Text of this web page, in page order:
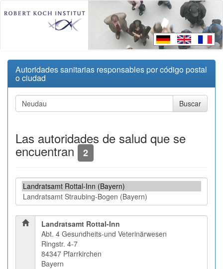
Autoridades sanitarias responsables por código postal
o ciudad
Las autoridades de salud que se
encuentran 2
Landratsamt Rottal-Inn
Abt. 4 Gesundheits-und Veterinärwesen
Ringstr. 4-7
84347 Pfarrkirchen
Bayern